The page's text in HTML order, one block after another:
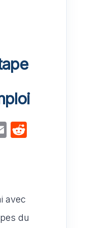
E
avec
du